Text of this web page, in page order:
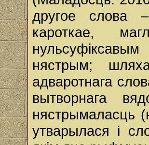
другое слова
кароткае,
нястрым;
адваротнага
вытворнага
нястрымаласць
утварылася і